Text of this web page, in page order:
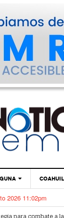
PALACIO
2026 11:02pm
de garrapatas en